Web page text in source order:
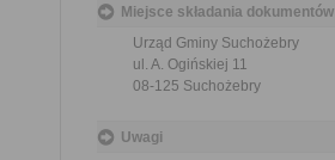
Miejsce składania dokumentów
Urząd Gminy Suchożebry
ul. A. Ogińskiej 11
08-125 Suchożebry
Uwagi